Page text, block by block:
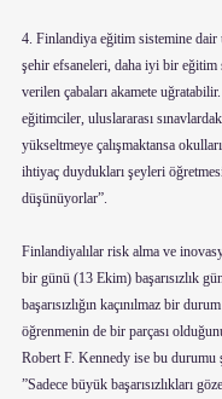
4. Finlandiya eğitim sistemine
şehir efsaneleri, daha iyi bir
verilen çabaları akamete
eğitimciler, uluslararası
yükseltmeye çalışmaktansa
ihtiyaç duydukları şeyleri
düşünüyorlar”.
Finlandiyalılar risk alma ve
bir günü (13 Ekim) başarısızlık
başarısızlığın kaçınılmaz bir
öğrenmenin de bir parçası
Robert F. Kennedy ise bu durumu
”Sadece büyük başarısızlıkları